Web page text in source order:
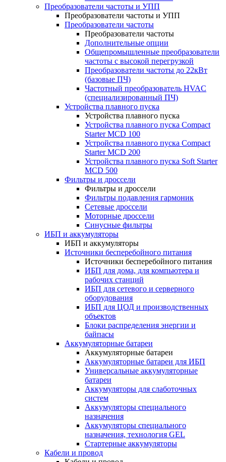
Преобразователи частоты и УПП
Преобразователи частоты и УПП
Преобразователи частоты
Преобразователи частоты
Дополнительные опции
Общепромышленные преобразователи
частоты с высокой перегрузкой
Преобразователи частоты до 22кВт
(базовые ПЧ)
Частотный преобразователь HVAC
(специализированный ПЧ)
Устройства плавного пуска
Устройства плавного пуска
Устройства плавного пуска Compact
Starter MCD 100
Устройства плавного пуска Compact
Starter MCD 200
Устройства плавного пуска Soft Starter
MCD 500
Фильтры и дроссели
Фильтры и дроссели
Фильтры подавления гармоник
Сетевые дроссели
Моторные дроссели
Синусные фильтры
ИБП и аккумуляторы
ИБП и аккумуляторы
Источники бесперебойного питания
Источники бесперебойного питания
ИБП для дома, для компьютера и
рабочих станций
ИБП для сетевого и серверного
оборудования
ИБП для ЦОД и производственных
объектов
Блоки распределения энергии и
байпасы
Аккумуляторные батареи
Аккумуляторные батареи
Аккумуляторные батареи для ИБП
Универсальные аккумуляторные
батареи
Аккумуляторы для слаботочных
систем
Аккумуляторы специального
назначения
Аккумуляторы специального
назначения, технология GEL
Стартерные аккумуляторы
Кабели и провод